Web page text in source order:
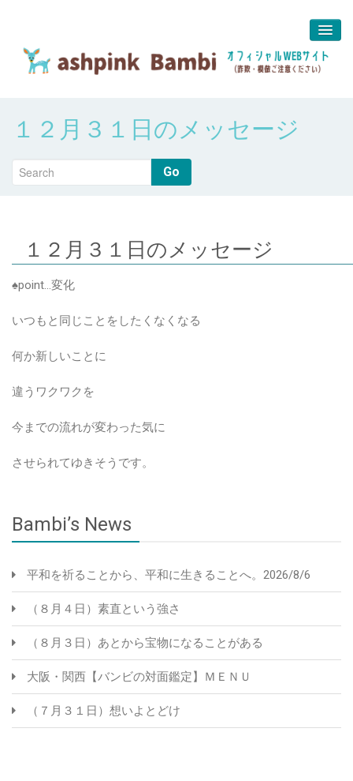
about us
堀江 真代
１２月３１日のメッセージ
Go
１２月３１日のメッセージ
♠point…変化
いつもと同じことをしたくなくなる
何か新しいことに
違うワクワクを
今までの流れが変わった気に
させられてゆきそうです。
Bambi’s News
平和を祈ることから、平和に生きることへ。2026/8/6
（８月４日）素直という強さ
（８月３日）あとから宝物になることがある
大阪・関西【バンビの対面鑑定】ＭＥＮＵ
（７月３１日）想いよとどけ